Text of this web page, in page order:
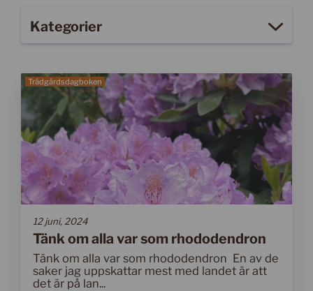
Kategorier
1500-1799
1800-1899
1900-1929
1930-1979
Allmänt
Antikt och auktion
Trädgårdsdagboken
12 juni, 2024
Tänk om alla var som rhododendron
Tänk om alla var som rhododendron En av de
saker jag uppskattar mest med landet är att
det är på lan...